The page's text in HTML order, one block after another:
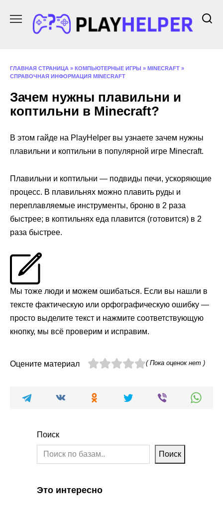
содержанию
ГЛАВНАЯ СТРАНИЦА » КОМПЬЮТЕРНЫЕ ИГРЫ » MINECRAFT »
СПРАВОЧНАЯ ИНФОРМАЦИЯ MINECRAFT
Зачем нужны плавильни и
коптильни в Minecraft?
В этом гайде на PlayHelper вы узнаете зачем нужны
плавильни и коптильни в популярной игре Minecraft.
Плавильни и коптильни — подвиды печи, ускоряющие
процесс. В плавильнях можно плавить руды и
переплавляемые инструменты, броню в 2 раза
быстрее; в коптильнях еда плавится (готовится) в 2
раза быстрее.
Мы тоже люди и можем ошибаться. Если вы нашли в
тексте фактическую или орфографическую ошибку —
просто выделите текст и нажмите соответствующую
кнопку, мы всё проверим и исправим.
Оцените материал ( Пока оценок нет )
Поиск
Поиск
Это интересно